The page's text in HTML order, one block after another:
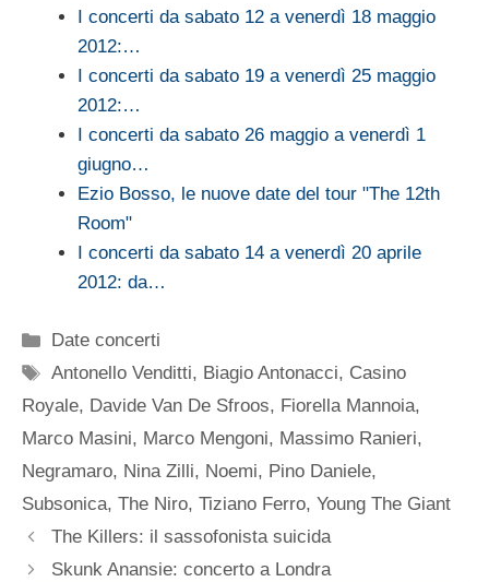
I concerti da sabato 12 a venerdì 18 maggio
2012:…
I concerti da sabato 19 a venerdì 25 maggio
2012:…
I concerti da sabato 26 maggio a venerdì 1
giugno…
Ezio Bosso, le nuove date del tour "The 12th
Room"
I concerti da sabato 14 a venerdì 20 aprile
2012: da…
Categorie
Date concerti
Tag
Antonello Venditti, Biagio Antonacci, Casino
Royale, Davide Van De Sfroos, Fiorella Mannoia,
Marco Masini, Marco Mengoni, Massimo Ranieri,
Negramaro, Nina Zilli, Noemi, Pino Daniele,
Subsonica, The Niro, Tiziano Ferro, Young The Giant
The Killers: il sassofonista suicida
Skunk Anansie: concerto a Londra